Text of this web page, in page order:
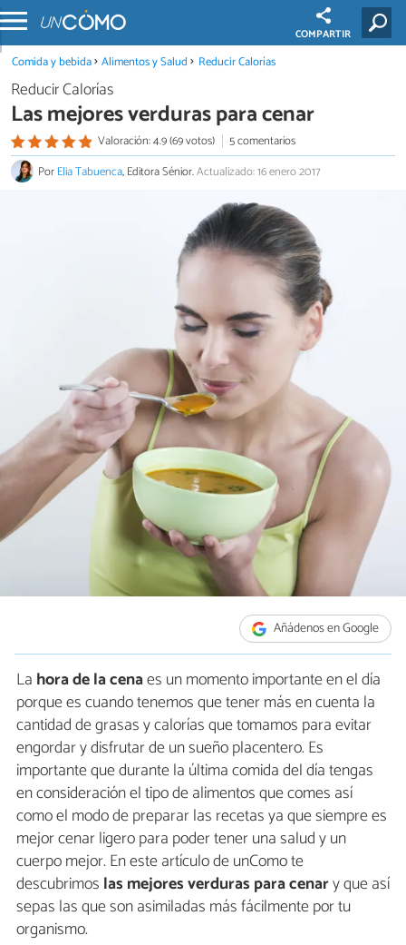
COMPARTIR
Comida y bebida Alimentos y Salud Reducir Calorías
Reducir Calorías
Las mejores verduras para cenar
Valoración: 4.9 (69 votos)
5 comentarios
PorElia Tabuenca, Editora Sénior.Actualizado: 16 enero 2017
Añádenos en Google
La hora de la cenaes un momento importante en el día
porque es cuando tenemos que tener más en cuenta la
cantidad de grasas y calorías que tomamos para evitar
engordar y disfrutar de un sueño placentero. Es
importante que durante la última comida del día tengas
en consideración el tipo de alimentos que comes así
como el modo de preparar las recetas ya que siempre es
mejor cenar ligero para poder tener una salud y un
cuerpo mejor. En este artículo de unComo te
descubrimos las mejores verduras para cenary que así
sepas las que son asimiladas más fácilmente por tu
organismo.